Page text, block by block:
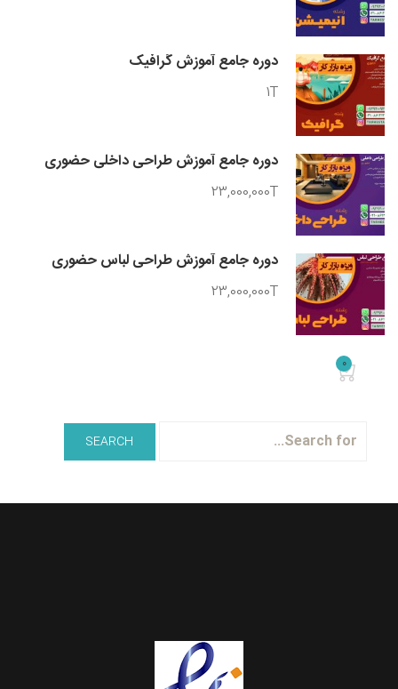
دوره جامع آموزش گرافیک
1T
دوره جامع آموزش طراحی داخلی حضوری
23,000,000T
دوره جامع آموزش طراحی لباس حضوری
23,000,000T
0